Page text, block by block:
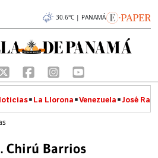
30.6°C | PANAMÁ
La Llorona Venezuela José
Chirú Barrios